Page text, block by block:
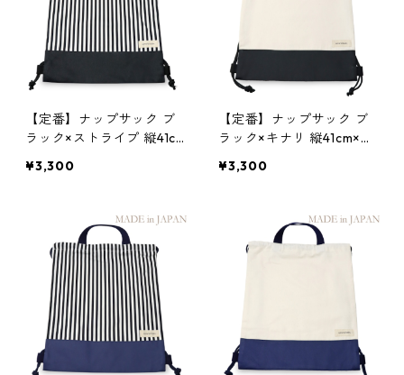
【定番】ナップサック ブ
ラック×ストライプ 縦41c
¥3,300
【定番】ナップサック ブ
ラック×キナリ 縦41cm×横
¥3,300